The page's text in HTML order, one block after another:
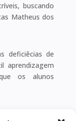
buscando
Matheus dos
deficiêcias de
aprendizagem
os alunos